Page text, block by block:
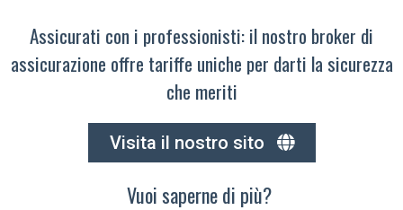
Assicurati con i professionisti: il nostro broker di
assicurazione offre tariffe uniche per darti la sicurezza
che meriti
Visita il nostro sito
Vuoi saperne di più?